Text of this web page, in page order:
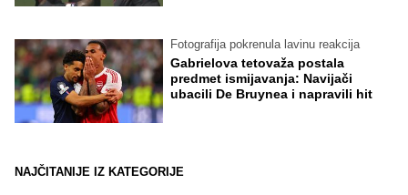
Fotografija pokrenula lavinu reakcija
Gabrielova tetovaža postala
predmet ismijavanja: Navijači
ubacili De Bruynea i napravili hit
NAJČITANIJE IZ KATEGORIJE